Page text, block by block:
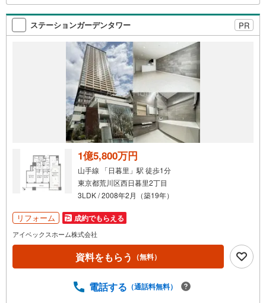
ステーションガーデンタワー PR
1億5,800万円
山手線 「日暮里」駅 徒歩1分
東京都荒川区西日暮里2丁目
3LDK / 2008年2月（築19年）
リフォーム 成約でもらえる
アイベックスホーム株式会社
資料をもらう （無料）
電話する （通話料無料）